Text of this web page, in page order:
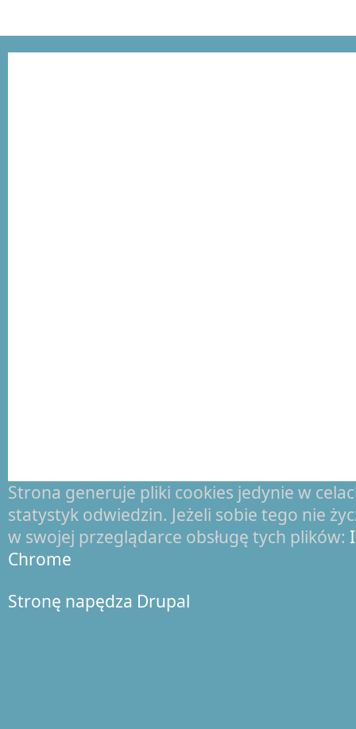
Strona generuje pliki cookies jedynie w
statystyk odwiedzin. Jeżeli sobie tego nie
w swojej przeglądarce obsługę tych plików:
Chrome
Stronę napędza Drupal